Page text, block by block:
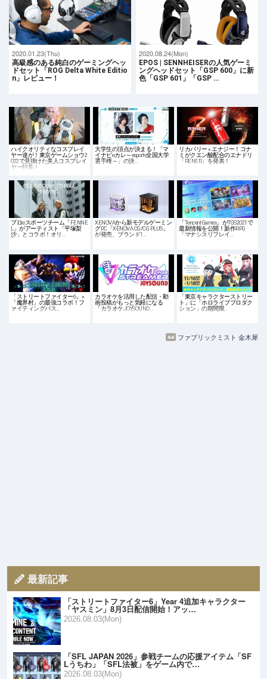
2020.01.23(Thu)
高級感のある純白のゲーミングヘッ
ドセット「ROG Delta White Editio
n」レビュー！
2020.08.24(Mon)
EPOS | SENNHEISERの人気ゲーミ
ングヘッドセット「GSP 600」に新
色「GSP 601」「GSP …
ハイクオリティなコスプレイ
ヤー達が！東京ゲームショウ2
022で見掛けた美人コスプレイ
ヤー特集！
大学生の頂点が決まる！「マ
イナビeカレ～esports全国大学
選手権～」の決…
リカバリー × エナジー！コナ
ミがクエン酸配合のエナドリ
「RENER」を発表！
プロeスポーツチーム「FENNE
L」がアーティスト「平塚梨
沙」とコラボ！オリ…
XENOVAから新モデルゲーミン
グPC「XENOVA CG/CG PLUS」
が発売、ブランド1…
「Tencent Games」がTGS2021で
最新情報を公開！新作RPG
「マナシスリフレイ…
「ストリートファイター6」×
「魔界村」の最強コラボ！フ
ァイティングパス…
カラオケを活用した配信・動
画投稿がもっと気軽になる
「カラオケJOYSOUND …
「東京キャラクターストリー
ト」に「ホロライブプロダク
ション」の期間限…
ファブリックミスト 金木犀
最新記事
「ストリートファイター6」Year 4追加キャラクター
「ヤスミン」8月3日配信開始！アッ…
2026.08.03(Mon)
「SFL JAPAN 2026」参戦チームの応援アイテム「SF
Lうちわ」「SFL法被」をゲーム内で…
2026.08.03(Mon)